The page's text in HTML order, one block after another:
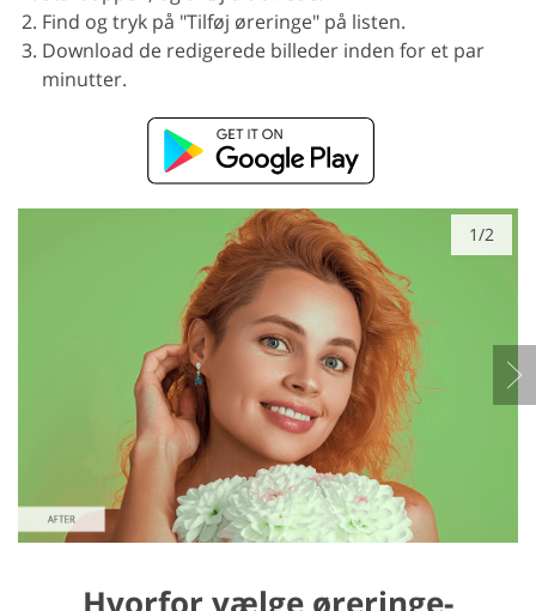
Find og tryk på "Tilføj øreringe" på listen.
Download de redigerede billeder inden for et par
minutter.
1/2